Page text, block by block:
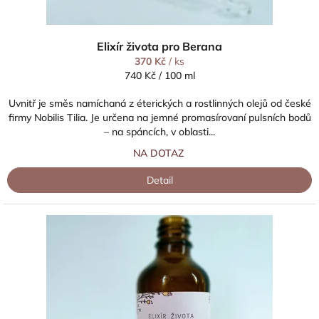
Elixír života pro Berana
370 Kč / ks
Měrná
740 Kč / 100 ml
Uvnitř je směs namíchaná z éterických a rostlinných olejů od české
firmy Nobilis Tilia. Je určena na jemné promasírovaní pulsních bodů
– na spáncích, v oblasti...
NA DOTAZ
Detail